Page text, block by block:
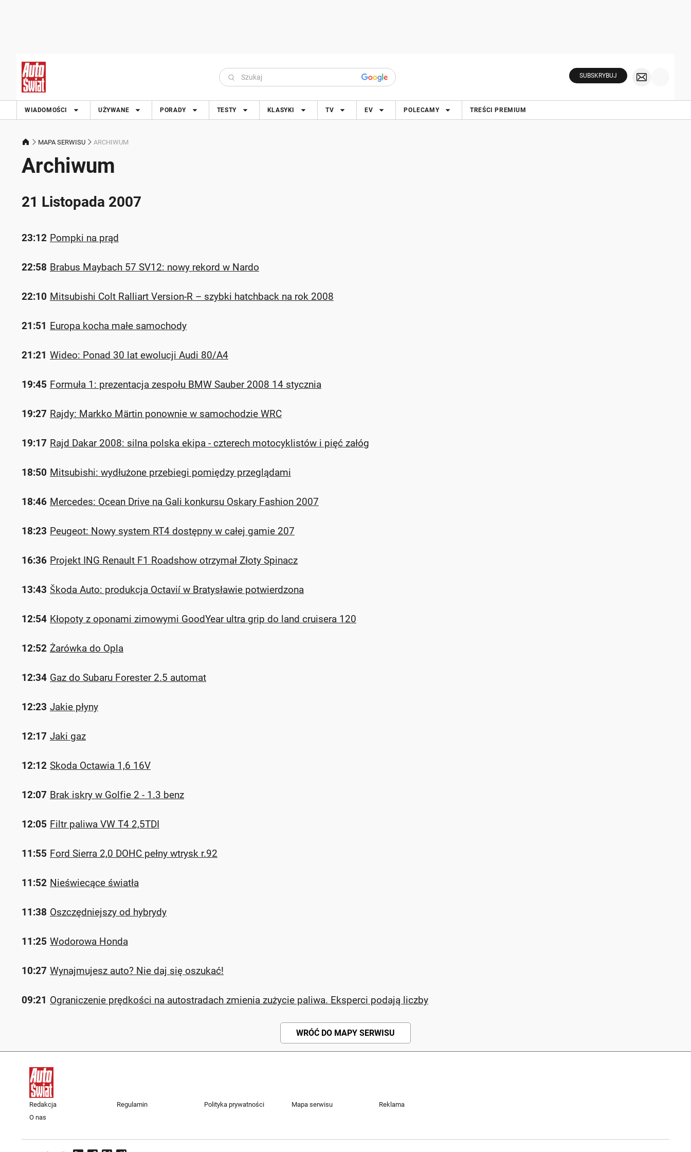
SUBSKRYBUJ
WIADOMOŚCI UŻYWANE PORADY TESTY KLASYKI TV EV POLECAMY TREŚCI PREMIUM
MAPA SERWISU ARCHIWUM
Archiwum
21 Listopada 2007
23:12 Pompki na prąd
22:58 Brabus Maybach 57 SV12: nowy rekord w Nardo
22:10 Mitsubishi Colt Ralliart Version-R – szybki hatchback na rok 2008
21:51 Europa kocha małe samochody
21:21 Wideo: Ponad 30 lat ewolucji Audi 80/A4
19:45 Formuła 1: prezentacja zespołu BMW Sauber 2008 14 stycznia
19:27 Rajdy: Markko Märtin ponownie w samochodzie WRC
19:17 Rajd Dakar 2008: silna polska ekipa - czterech motocyklistów i pięć załóg
18:50 Mitsubishi: wydłużone przebiegi pomiędzy przeglądami
18:46 Mercedes: Ocean Drive na Gali konkursu Oskary Fashion 2007
18:23 Peugeot: Nowy system RT4 dostępny w całej gamie 207
16:36 Projekt ING Renault F1 Roadshow otrzymał Złoty Spinacz
13:43 Škoda Auto: produkcja Octavií w Bratysławie potwierdzona
12:54 Kłopoty z oponami zimowymi GoodYear ultra grip do land cruisera 120
12:52 Żarówka do Opla
12:34 Gaz do Subaru Forester 2.5 automat
12:23 Jakie płyny
12:17 Jaki gaz
12:12 Skoda Octawia 1,6 16V
12:07 Brak iskry w Golfie 2 - 1.3 benz
12:05 Filtr paliwa VW T4 2,5TDI
11:55 Ford Sierra 2,0 DOHC pełny wtrysk r.92
11:52 Nieświecące światła
11:38 Oszczędniejszy od hybrydy
11:25 Wodorowa Honda
10:27 Wynajmujesz auto? Nie daj się oszukać!
09:21 Ograniczenie prędkości na autostradach zmienia zużycie paliwa. Eksperci podają liczby
WRÓĆ DO MAPY SERWISU
Redakcja Regulamin Polityka prywatności Mapa serwisu
Reklama
O nas